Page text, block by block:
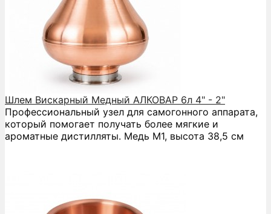
Шлем Вискарный Медный АЛКОВАР 6л 4" - 2"
Профессиональный узел для самогонного аппарата,
который помогает получать более мягкие и
ароматные дистилляты. Медь М1, высота 38,5 см